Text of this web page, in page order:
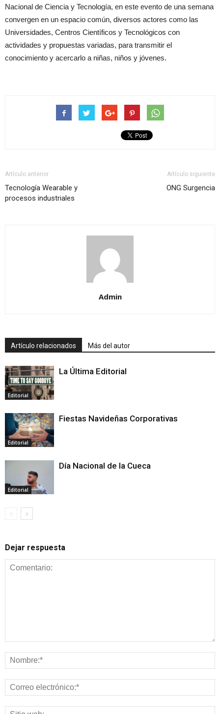
Nacional de Ciencia y Tecnología, en este evento de una semana
convergen en un espacio común, diversos actores como las
Universidades, Centros Científicos y Tecnológicos con
actividades y propuestas variadas, para transmitir el
conocimiento y acercarlo a niñas, niños y jóvenes.
Artículo anterior
Tecnología Wearable y
procesos industriales
Artículo siguiente
ONG Surgencia
Admin
Artículo relacionados Más del autor
Editorial
La Última Editorial
Editorial
Fiestas Navideñas Corporativas
Editorial
Día Nacional de la Cueca
Dejar respuesta